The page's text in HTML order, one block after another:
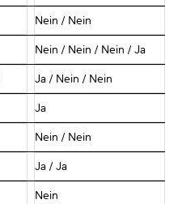
Nein / Nein
Nein / Nein / Nein / Ja
Ja / Nein / Nein
Ja
Nein / Nein
Ja / Ja
Nein